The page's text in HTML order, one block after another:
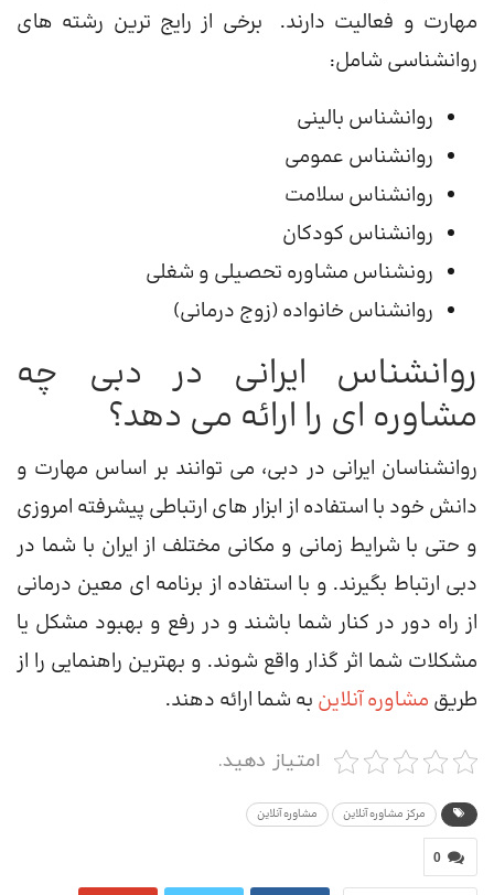
مهارت و فعالیت دارند. برخی از رایج ترین رشته های
روانشناسی شامل:
روانشناس بالینی
روانشناس عمومی
روانشناس سلامت
روانشناس کودکان
رونشناس مشاوره تحصیلی و شغلی
روانشناس خانواده (زوج درمانی)
روانشناس ایرانی در دبی چه
مشاوره ای را ارائه می دهد؟
روانشناسان ایرانی در دبی، می توانند بر اساس مهارت و
دانش خود با استفاده از ابزار های ارتباطی پیشرفته امروزی
و حتی با شرایط زمانی و مکانی مختلف از ایران با شما در
دبی ارتباط بگیرند. و با استفاده از برنامه ای معین درمانی
از راه دور در کنار شما باشند و در رفع و بهبود مشکل یا
مشکلات شما اثر گذار واقع شوند. و بهترین راهنمایی را از
طریق مشاوره آنلاین به شما ارائه دهند.
امتیاز دهید.
مرکز مشاوره آنلاین مشاوره آنلاین
0